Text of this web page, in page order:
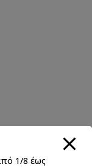
1/8 έως